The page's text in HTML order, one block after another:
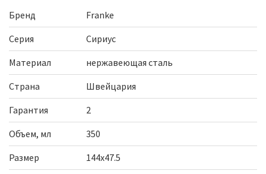
Бренд
Franke
Серия
Сириус
Материал
нержавеющая сталь
Страна
Швейцария
Гарантия
2
Объем, мл
350
Размер
144х47.5